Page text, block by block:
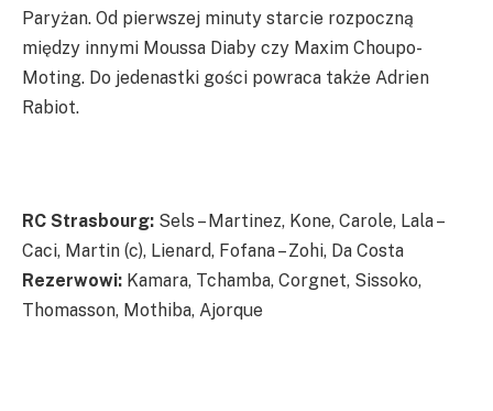
Paryżan. Od pierwszej minuty starcie rozpoczną
między innymi Moussa Diaby czy Maxim Choupo-
Moting. Do jedenastki gości powraca także Adrien
Rabiot.
RC Strasbourg: Sels – Martinez, Kone, Carole, Lala –
Caci, Martin (c), Lienard, Fofana – Zohi, Da Costa
Rezerwowi: Kamara, Tchamba, Corgnet, Sissoko,
Thomasson, Mothiba, Ajorque